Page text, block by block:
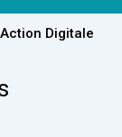
Digitale